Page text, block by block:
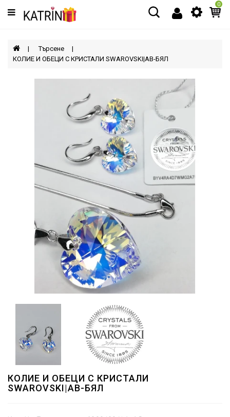
Категории
МЪЖЕ
0
Търсене
КОЛИЕ И ОБЕЦИ С КРИСТАЛИ SWAROVSKI|AB-БЯЛ
КОЛИЕ И ОБЕЦИ С КРИСТАЛИ
SWAROVSKI|AB-БЯЛ